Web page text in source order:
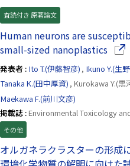
査読付き 原著論文
Human neurons are
small-sized nanoplastics（別
発表者 : Ito T.(伊藤智彦) , Ikuno Y.(生
Tanaka K.(田中厚資) , Kurokawa Y.(黒
Maekawa F.(前川文彦)
掲載誌 : Environmental Toxicology
その他
オルガネラクラスターの形成